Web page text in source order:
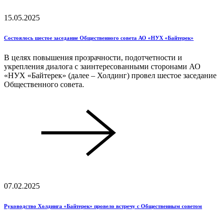
15.05.2025
Состоялось шестое заседание Общественного совета АО «НУХ «Байтерек»
В целях повышения прозрачности, подотчетности и
укрепления диалога с заинтересованными сторонами АО
«НУХ «Байтерек» (далее – Холдинг) провел шестое заседание
Общественного совета.
07.02.2025
Руководство Холдинга «Байтерек» провело встречу с Общественным советом